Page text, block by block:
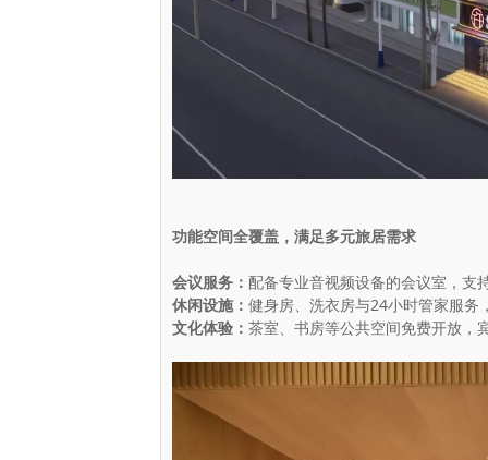
功能空间全覆盖，满足多元旅居需求
会议服务： 配备专业音视频设备的会议室，支
休闲设施： 健身房、洗衣房与24小时管家服务
文化体验： 茶室、书房等公共空间免费开放，